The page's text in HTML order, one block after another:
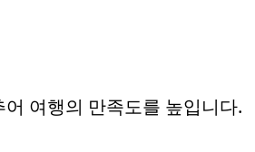
여행의 만족도를 높입니다.